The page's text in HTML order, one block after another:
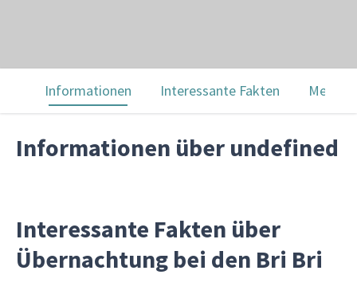
Informationen Interessante Fakten
Informationen über undefined
Interessante Fakten über
Übernachtung bei den Bri Bri